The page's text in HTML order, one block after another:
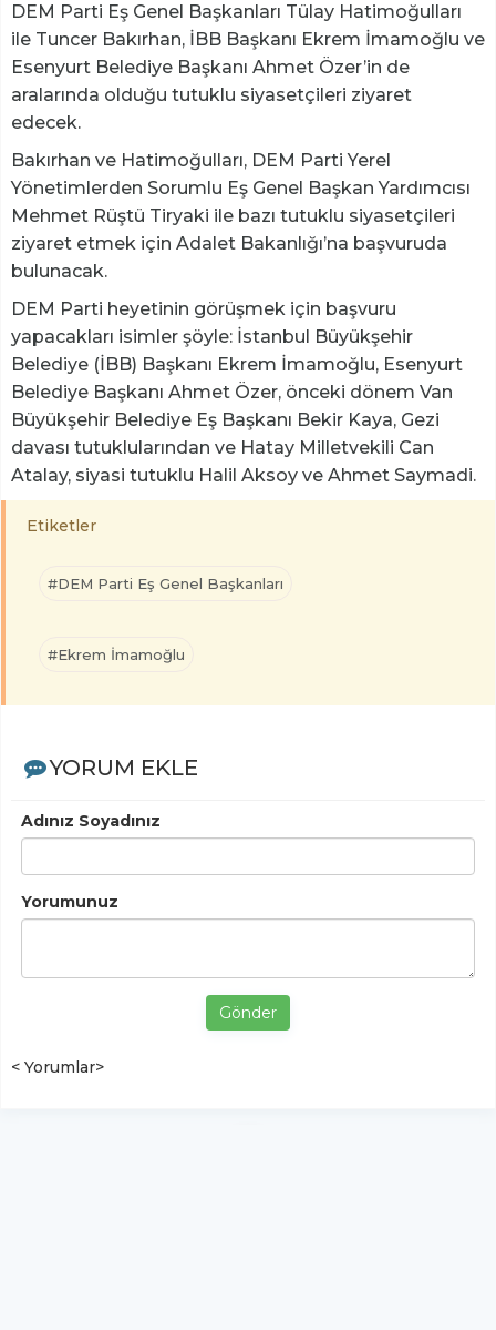
DEM Parti Eş Genel Başkanları Tülay Hatimoğulları
ile Tuncer Bakırhan, İBB Başkanı Ekrem İmamoğlu ve
Esenyurt Belediye Başkanı Ahmet Özer’in de
aralarında olduğu tutuklu siyasetçileri ziyaret
edecek.
Bakırhan ve Hatimoğulları, DEM Parti Yerel
Yönetimlerden Sorumlu Eş Genel Başkan Yardımcısı
Mehmet Rüştü Tiryaki ile bazı tutuklu siyasetçileri
ziyaret etmek için Adalet Bakanlığı’na başvuruda
bulunacak.
DEM Parti heyetinin görüşmek için başvuru
yapacakları isimler şöyle: İstanbul Büyükşehir
Belediye (İBB) Başkanı Ekrem İmamoğlu, Esenyurt
Belediye Başkanı Ahmet Özer, önceki dönem Van
Büyükşehir Belediye Eş Başkanı Bekir Kaya, Gezi
davası tutuklularından ve Hatay Milletvekili Can
Atalay, siyasi tutuklu Halil Aksoy ve Ahmet Saymadi.
Etiketler
#DEM Parti Eş Genel Başkanları
#Ekrem İmamoğlu
YORUM EKLE
Adınız Soyadınız
Yorumunuz
Gönder
< Yorumlar>